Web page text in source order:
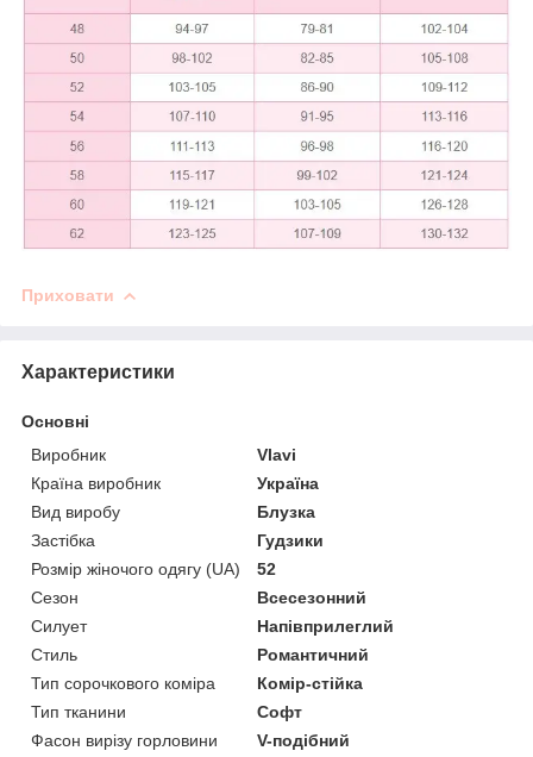
Приховати
Характеристики
Основні
Виробник
Vlavi
Країна виробник
Україна
Вид виробу
Блузка
Застібка
Гудзики
Розмір жіночого одягу (UA)
52
Сезон
Всесезонний
Силует
Напівприлеглий
Стиль
Романтичний
Тип сорочкового коміра
Комір-стійка
Тип тканини
Софт
Фасон вирізу горловини
V-подібний